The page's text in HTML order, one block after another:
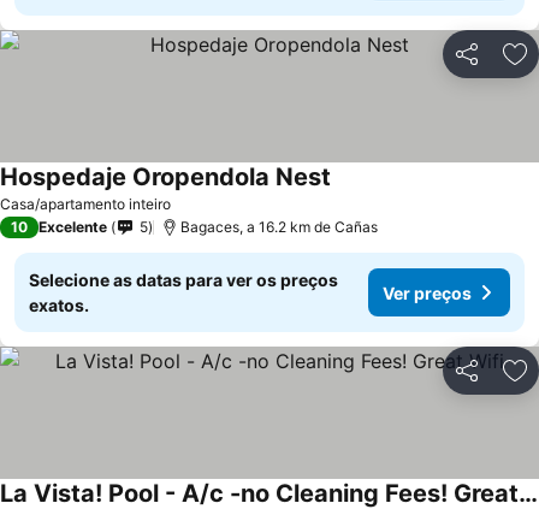
Partilhar
Casa/apartamento inteiro
Hospedaje Oropendola Nest
10 Excelente 5 Bagaces, a 16.2 km de Cañas
Selecione as datas para ver os preços
exatos.
Ver preços
Partilhar
La Vista! Pool - A/c -no Cleaning Fees! Great Wifi